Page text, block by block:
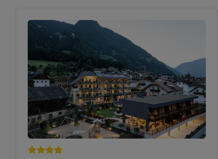
4 sterren